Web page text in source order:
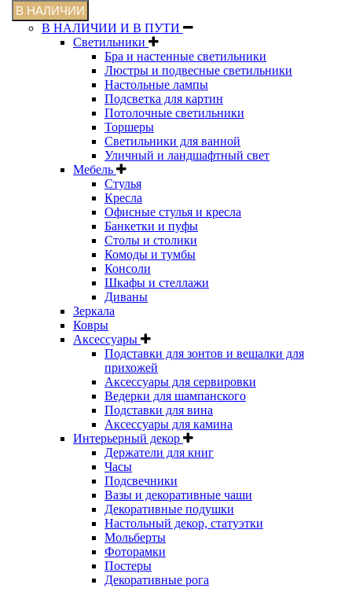
В НАЛИЧИИ
В НАЛИЧИИ И В ПУТИ
Светильники
Бра и настенные светильники
Люстры и подвесные светильники
Настольные лампы
Подсветка для картин
Потолочные светильники
Торшеры
Светильники для ванной
Уличный и ландшафтный свет
Мебель
Стулья
Кресла
Офисные стулья и кресла
Банкетки и пуфы
Столы и столики
Комоды и тумбы
Консоли
Шкафы и стеллажи
Диваны
Зеркала
Ковры
Аксессуары
Подставки для зонтов и вешалки для
прихожей
Аксессуары для сервировки
Ведерки для шампанского
Подставки для вина
Аксессуары для камина
Интерьерный декор
Держатели для книг
Часы
Подсвечники
Вазы и декоративные чаши
Декоративные подушки
Настольный декор, статуэтки
Мольберты
Фоторамки
Постеры
Декоративные рога